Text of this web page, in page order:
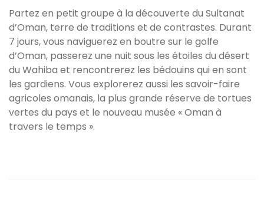
Partez en petit groupe à la découverte du Sultanat
d’Oman, terre de traditions et de contrastes. Durant
7 jours, vous naviguerez en boutre sur le golfe
d’Oman, passerez une nuit sous les étoiles du désert
du Wahiba et rencontrerez les bédouins qui en sont
les gardiens. Vous explorerez aussi les savoir-faire
agricoles omanais, la plus grande réserve de tortues
vertes du pays et le nouveau musée « Oman à
travers le temps ».